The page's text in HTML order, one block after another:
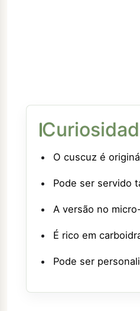
O cuscuz é
Pode ser servido
A versão no
É rico em
Pode ser